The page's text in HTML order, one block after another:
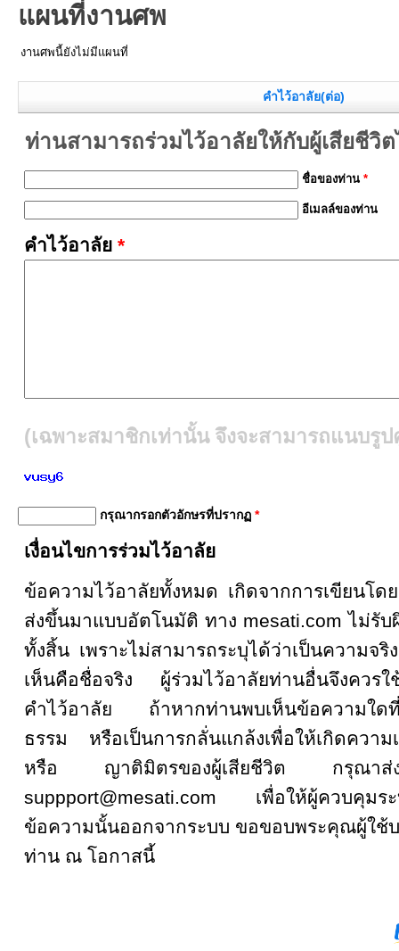
แผนที่งานศพ
งานศพนี้ยังไม่มีแผนที่
คำไว้อาลัย(ต่อ)
ท่านสามารถร่วมไว้อาลัยให้กับผู้เสียชีวิ
ชื่อของท่าน*
อีเมลล์ของท่าน
คำไว้อาลัย *
(เฉพาะสมาชิกเท่านั้น จึงจะสามารถแนบรู
กรุณากรอกตัวอักษรที่ปรากฏ *
เงื่อนไขการร่วมไว้อาลัย
ข้อความไว้อาลัยทั้งหมด เกิดจากการเขียนโด
ส่งขึ้นมาแบบอัตโนมัติ ทาง mesati.com ไม่รั
ทั้งสิ้น เพราะไม่สามารถระบุได้ว่าเป็นความจ
เห็นคือชื่อจริง ผู้ร่วมไว้อาลัยท่านอื่นจึงควรใ
คำไว้อาลัย ถ้าหากท่านพบเห็นข้อความใด
ธรรม หรือเป็นการกลั่นแกล้งเพื่อให้เกิดควา
หรือ ญาติมิตรของผู้เสียชีวิต กรุ
suppport@mesati.com เพื่อให้ผู้ควบคุมระ
ข้อความนั้นออกจากระบบ ขอขอบพระคุณผู้ใช้
ท่าน ณ โอกาสนี้